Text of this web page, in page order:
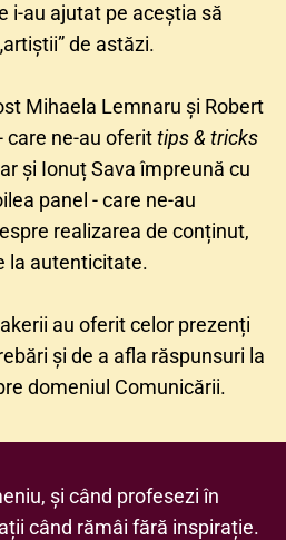
i-au ajutat pe aceștia să
de astăzi.
Mihaela Lemnaru și Robert
care ne-au oferit tips & tricks
și Ionuț Sava împreună cu
panel - care ne-au
realizarea de conținut,
la autenticitate.
au oferit celor prezenți
și de a afla răspunsuri la
domeniul Comunicării.
și când profesezi în
când rămâi fără inspirație.